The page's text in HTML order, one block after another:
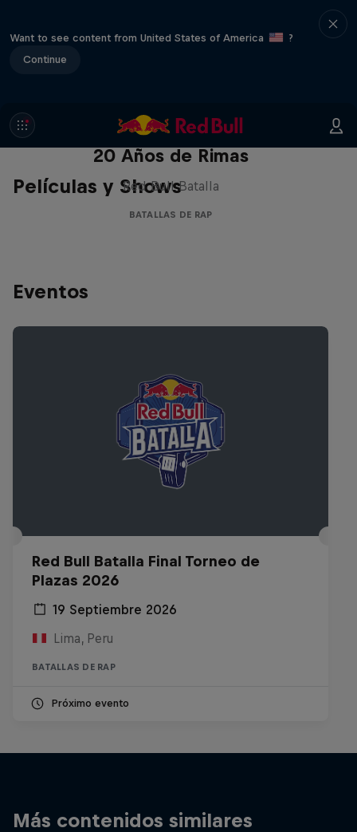
Want to see content from United States of America
?
Continue
Películas y Shows
Red Bull Batalla Nueva Historia:
20 Años de Rimas
Red Bull Batalla
BATALLAS DE RAP
Eventos
Red Bull Batalla Final Torneo de
Plazas 2026
19 Septiembre 2026
Lima, Peru
BATALLAS DE RAP
Próximo evento
Más contenidos similares